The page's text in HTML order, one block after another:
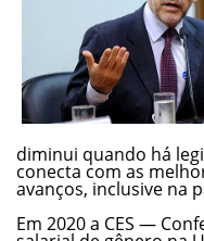
diminui quando há
conecta com as
avanços, inclusive na
Em 2020 a CES —